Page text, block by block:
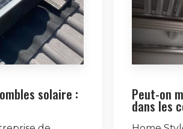
solaire : Peut-on
dans les